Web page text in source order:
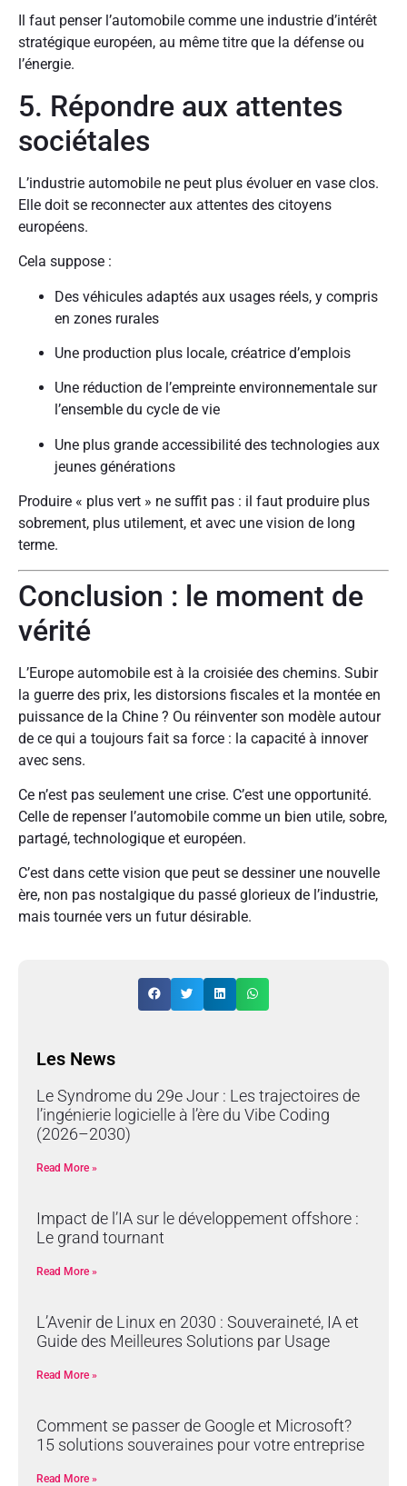
Il faut penser l’automobile comme une industrie d’intérêt
stratégique européen, au même titre que la défense ou
l’énergie.
5. Répondre aux attentes
sociétales
L’industrie automobile ne peut plus évoluer en vase clos.
Elle doit se reconnecter aux attentes des citoyens
européens.
Cela suppose :
Des véhicules adaptés aux usages réels, y compris
en zones rurales
Une production plus locale, créatrice d’emplois
Une réduction de l’empreinte environnementale sur
l’ensemble du cycle de vie
Une plus grande accessibilité des technologies aux
jeunes générations
Produire « plus vert » ne suffit pas : il faut produire plus
sobrement, plus utilement, et avec une vision de long
terme.
Conclusion : le moment de
vérité
L’Europe automobile est à la croisiée des chemins. Subir
la guerre des prix, les distorsions fiscales et la montée en
puissance de la Chine ? Ou réinventer son modèle autour
de ce qui a toujours fait sa force : la capacité à innover
avec sens.
Ce n’est pas seulement une crise. C’est une opportunité.
Celle de repenser l’automobile comme un bien utile, sobre,
partagé, technologique et européen.
C’est dans cette vision que peut se dessiner une nouvelle
ère, non pas nostalgique du passé glorieux de l’industrie,
mais tournée vers un futur désirable.
Les News
Le Syndrome du 29e Jour : Les trajectoires de
l’ingénierie logicielle à l’ère du Vibe Coding
(2026–2030)
Read More »
Impact de l’IA sur le développement offshore :
Le grand tournant
Read More »
L’Avenir de Linux en 2030 : Souveraineté, IA et
Guide des Meilleures Solutions par Usage
Read More »
Comment se passer de Google et Microsoft?
15 solutions souveraines pour votre entreprise
Read More »